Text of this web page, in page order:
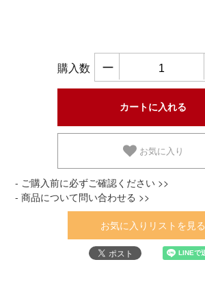
購入数 ー
お気に入り
- ご購入前に必ずご確認ください >>
- 商品について問い合わせる >>
お気に入りリストを見る